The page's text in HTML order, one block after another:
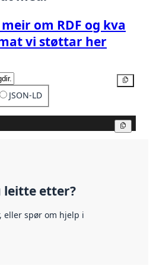
meir om RDF og kva
vi støttar her
JSON-LD
leitte etter?
eller spør om hjelp i